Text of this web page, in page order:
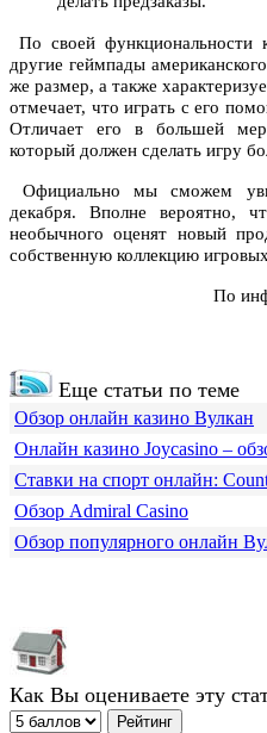
По своей функциональности
другие геймпады
же размер, а также
отмечает, что играть с его
Отличает его в большей
который должен сделать игру
Официально мы сможем
декабря. Вполне вероятно,
необычного оценят новый
собственную коллекцию
По
Еще статьи по теме
Обзор онлайн казино Вулкан
Онлайн казино Joycasino –
Ставки на спорт онлайн:
Обзор Admiral Casino
Обзор популярного онлайн
Как Вы оцениваете эту